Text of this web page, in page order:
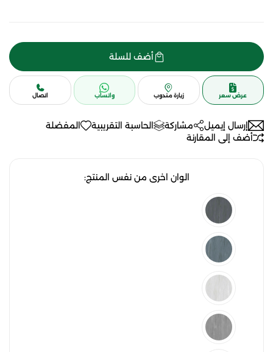
أضف للسلة
عرض سعر زيارة مندوب واتساب اتصال
إرسال إيميل مشاركة الحاسبة التقريبية
المفضلة
أضف إلى المقارنة
الوان اخرى من نفس المنتج: